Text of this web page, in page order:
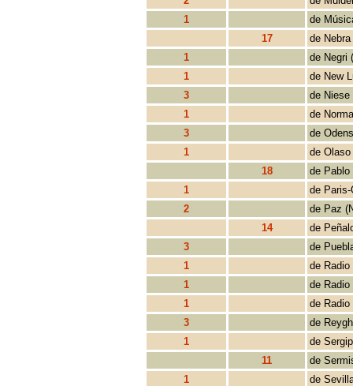
1
de
17
de
1
de Negri
1
de New
3
de Niese
1
de
3
de
1
de
18
de Pablo
1
de
2
de Paz
14
de
3
de
1
de Radio
1
de Radio
1
de Radio
3
de
1
de
11
de
1
de